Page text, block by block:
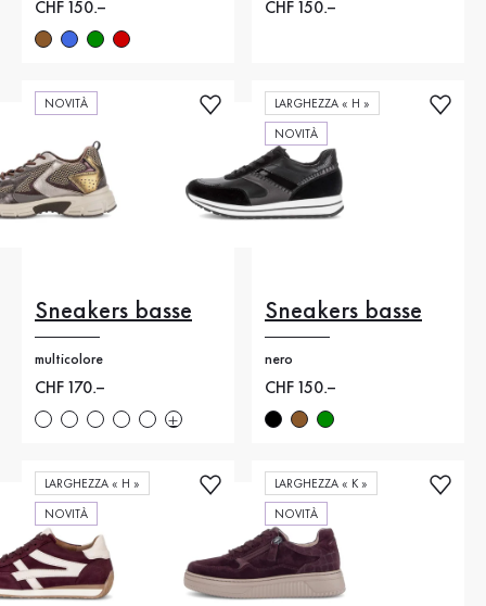
Nuovo prezzo
CHF 150.– Nuovo prezzo
CHF 150.–
NOVITÀ
Sneakers basse
multicolore
Nuovo prezzo
CHF 170.–
LARGHEZZA « H »
NOVITÀ
Sneakers basse
nero
Nuovo prezzo
CHF 150.–
LARGHEZZA « H »
NOVITÀ
LARGHEZZA « K »
NOVITÀ